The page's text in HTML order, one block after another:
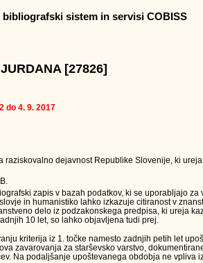
sistem in servisi COBISS
[27826]
do 4. 9. 2017
dejavnost Republike Slovenije, ki
zapis v bazah podatkov, ki se uporabljajo za
in humanistiko lahko izkazuje citiranost v
delo iz podzakonskega predpisa, ki ureja
10 let, so lahko objavljena tudi prej.
kriterija iz 1. točke namesto zadnjih petih let
zavarovanja za starševsko varstvo,
Na podaljšanje upoštevanega obdobja ne vpliva